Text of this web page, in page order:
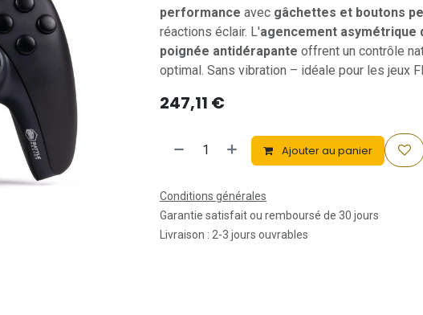
performance avec gâchettes et boutons
réactions éclair. L'agencement asymétrique
poignée antidérapante offrent un contrôle
optimal. Sans vibration – idéale pour les jeux
247,11 €
Ajouter au panier
Conditions générales
Garantie satisfait ou remboursé de 30 jours
Livraison : 2-3 jours ouvrables